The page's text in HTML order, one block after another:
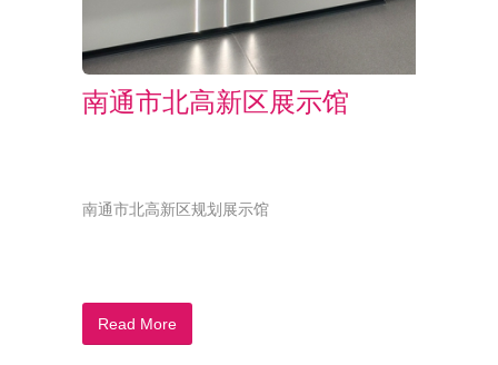
南通市北高新区展示馆
南通市北高新区规划展示馆
Read More